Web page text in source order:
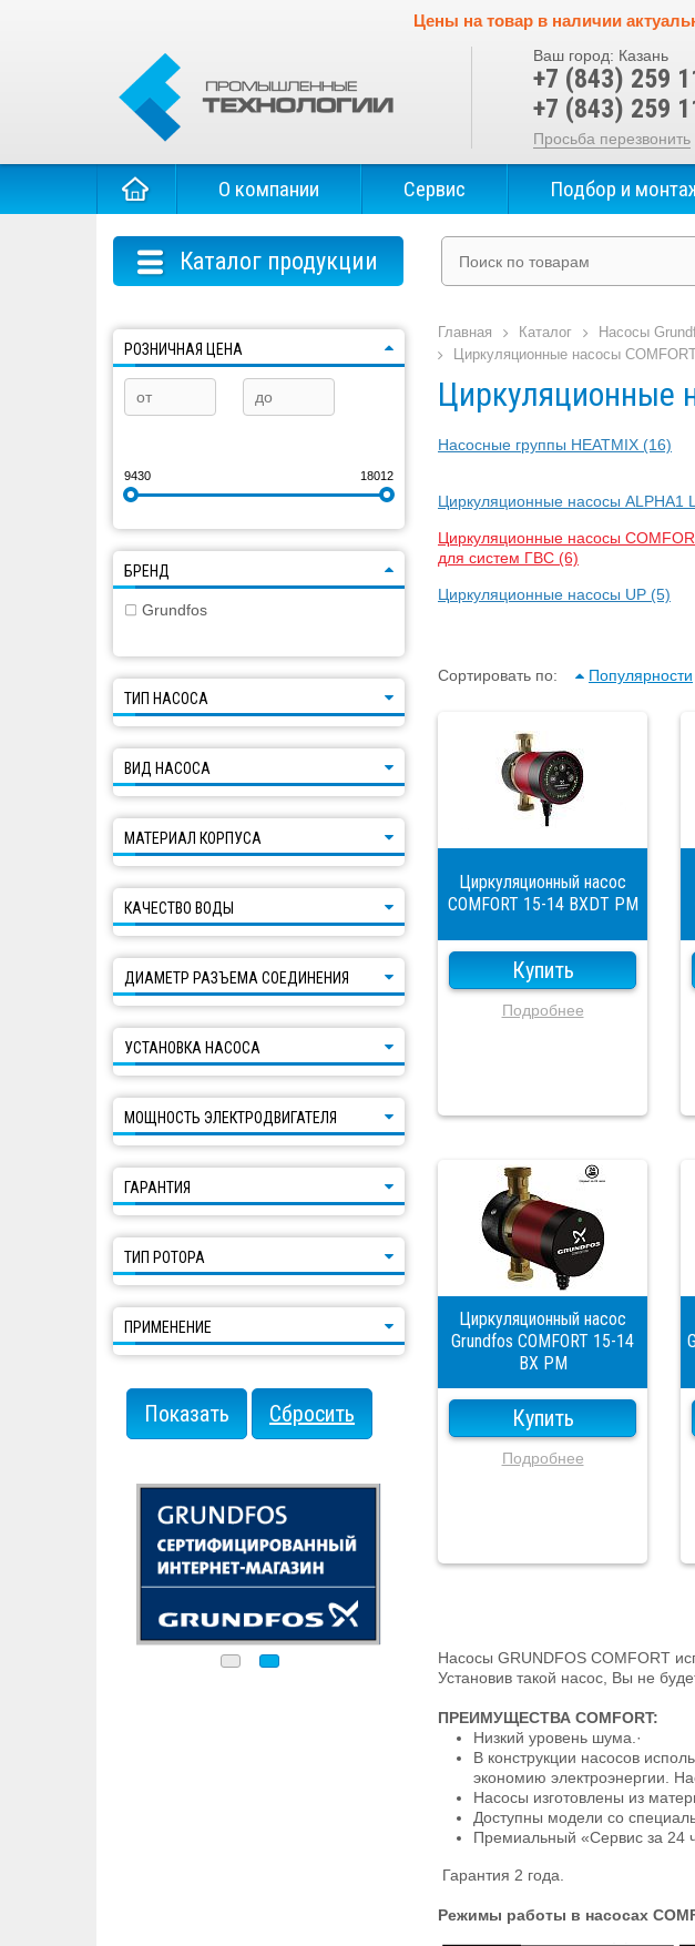
Цены на товар в наличии
Ваш город: Казань
+7 (843) 259
+7 (843) 259
Просьба перезвонить
О компании Сервис Подбор и
Каталог продукции
РОЗНИЧНАЯ ЦЕНА
9430 18012
БРЕНД
Grundfos
ТИП НАСОСА
ВИД НАСОСА
МАТЕРИАЛ КОРПУСА
КАЧЕСТВО ВОДЫ
ДИАМЕТР РАЗЪЕМА СОЕДИНЕНИЯ
УСТАНОВКА НАСОСА
МОЩНОСТЬ ЭЛЕКТРОДВИГАТЕЛЯ
ГАРАНТИЯ
ТИП РОТОРА
ПРИМЕНЕНИЕ
Главная Каталог Насосы
Циркуляционные насосы
Циркуляционные
Насосные группы HEATMIX (16)
Циркуляционные насосы ALPHA1 L
Циркуляционные насосы
для систем ГВС (6)
Циркуляционные насосы UP (5)
Сортировать по: Популярности
Циркуляционный насос
COMFORT 15-14 BXDT PM
Купить
Подробнее
Циркуляционный насос
Grundfos COMFORT 15-14
BX PM
Купить
Подробнее
Насосы GRUNDFOS COMFORT
Установив такой насос, Вы не
ПРЕИМУЩЕСТВА COMFORT:
Низкий уровень шума.·
В конструкции насосов
экономию электроэнергии.
Насосы изготовлены из
Доступны модели со
Премиальный «Сервис за 24
Гарантия 2 года.
Режимы работы в насосах